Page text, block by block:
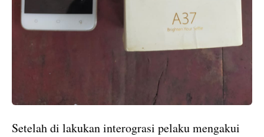
Setelah di lakukan interograsi pelaku mengakui